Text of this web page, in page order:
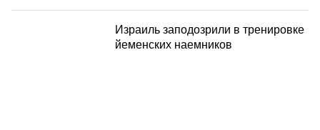
Израиль заподозрили в тренировке
йеменских наемников